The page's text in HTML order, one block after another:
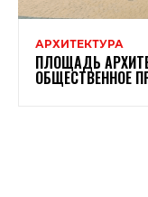
АРХИТЕКТУРА
ПЛОЩАДЬ
ОБЩЕСТВЕННОЕ